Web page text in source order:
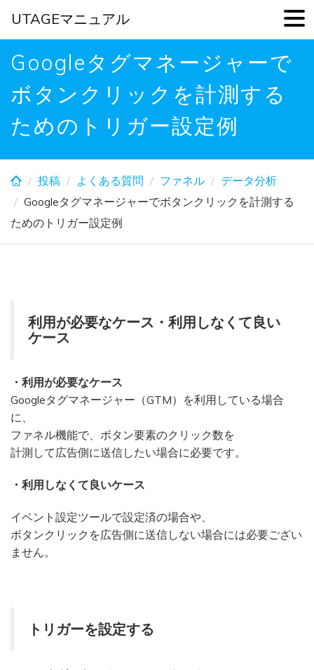
Skip
content
Googleタグマネージャーで
ボタンクリックを計測する
ためのトリガー設定例
投稿 よくある質問 ファネル
データ分析
Googleタグマネージャーでボタンクリックを計測する
ためのトリガー設定例
利用が必要なケース・利用しなくて良い
ケース
・利用が必要なケース
Googleタグマネージャー（GTM）を利用している場合
に、
ファネル機能で、ボタン要素のクリック数を
計測して広告側に送信したい場合に必要です。
・利用しなくて良いケース
イベント設定ツールで設定済の場合や、
ボタンクリックを広告側に送信しない場合には必要ござい
ません。
トリガーを設定する
UTAGEマニュアル